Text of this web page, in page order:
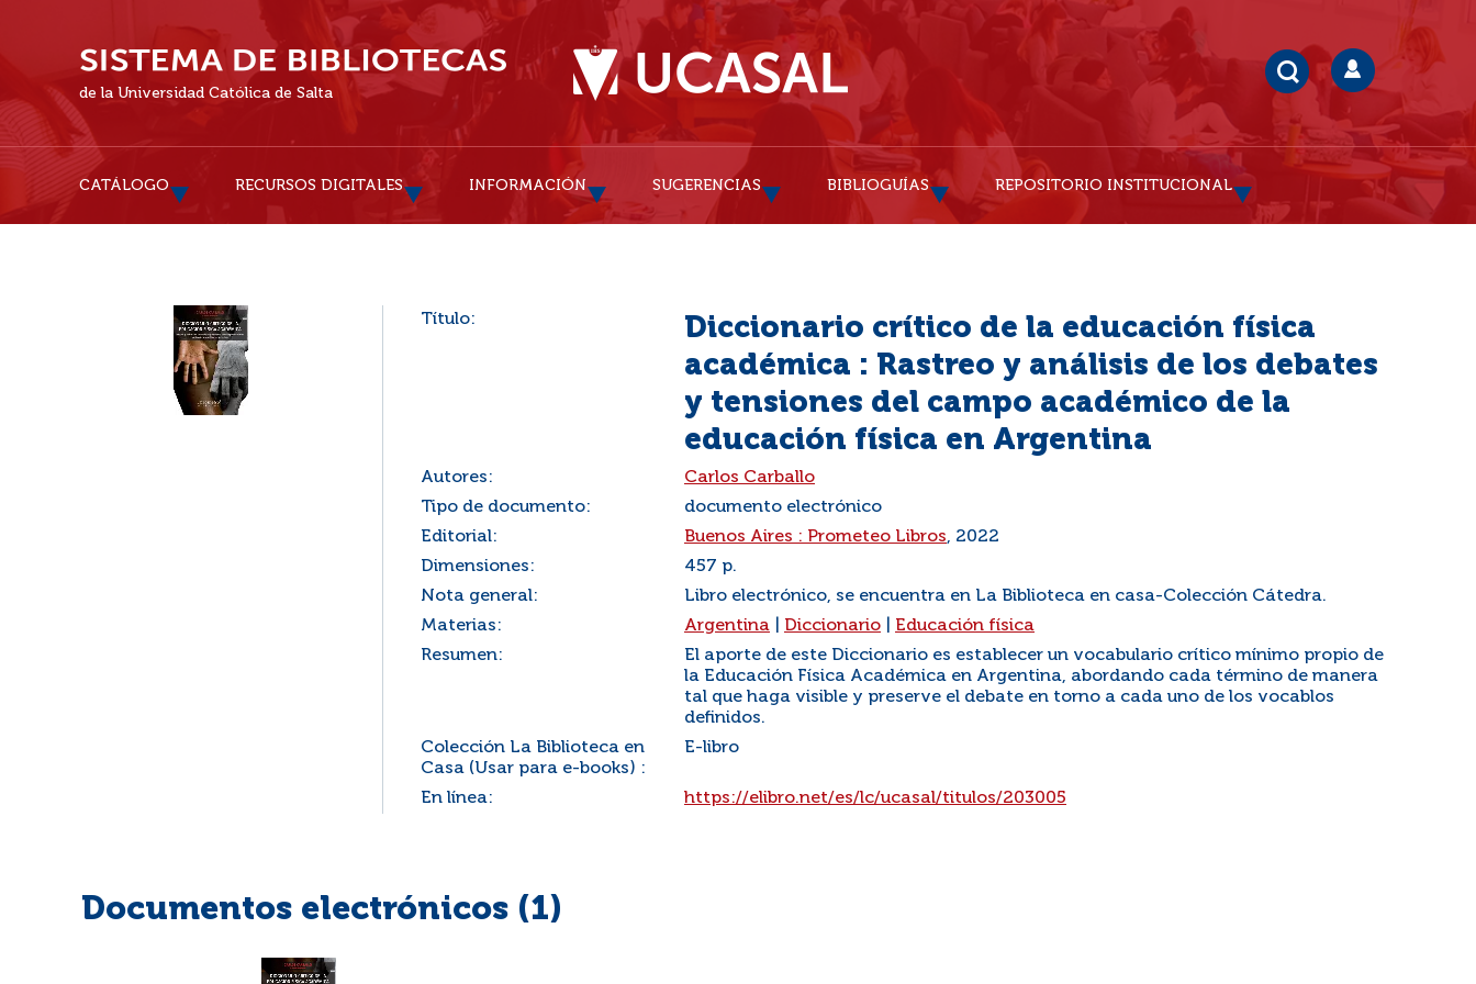
de la Universidad Católica de Salta
CATÁLOGO RECURSOS DIGITALES INFORMACIÓN SUGERENCIAS BIBLIOGUÍAS REPOSITORIO INSTITUCIONAL
Título:
Diccionario crítico de la educación física
académica : Rastreo y análisis de los debates
y tensiones del campo académico de la
educación física en Argentina
Autores:
Carlos Carballo
Tipo de documento:
documento electrónico
Editorial:
Buenos Aires : Prometeo Libros, 2022
Dimensiones:
457 p.
Nota general:
Libro electrónico, se encuentra en La Biblioteca en casa-Colección Cátedra.
Materias:
Argentina Diccionario
Educación física
Resumen:
El aporte de este Diccionario es establecer un vocabulario crítico mínimo propio de
la Educación Física Académica en Argentina, abordando cada término de manera
tal que haga visible y preserve el debate en torno a cada uno de los vocablos
definidos.
Colección La Biblioteca en
Casa (Usar para e-books) :
E-libro
En línea: https://elibro.net/es/lc/ucasal/titulos/203005
Documentos electrónicos (1)